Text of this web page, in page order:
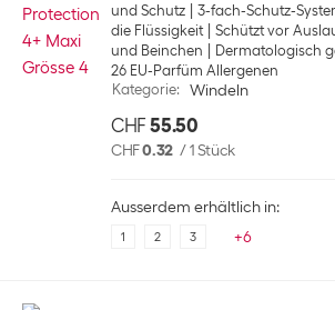
und Schutz
3-fach-Schutz-
die Flüssigkeit
Schützt vor
und Beinchen
Dermatologisch
26 EU-Parfüm Allergenen
Kategorie: Windeln
CHF 55.50
CHF0.32 /1 Stück
Ausserdem erhältlich in:
1 2 3 +6